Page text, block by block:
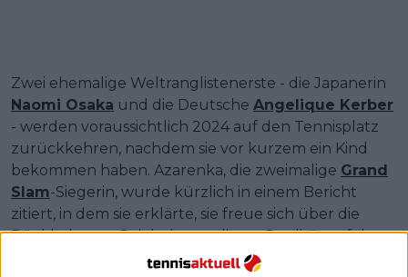
Zwei ehemalige Weltranglistenerste - die Japanerin
Naomi Osaka und die Deutsche Angelique Kerber
- werden voraussichtlich 2024 auf den Tennisplatz
zurückkehren, nachdem sie vor kurzem ein Kind
bekommen haben. Azarenka, die zweimalige Grand
Slam-Siegerin, wurde kürzlich in einem Bericht
zitiert, in dem sie erklärte, sie freue sich über die
Rückkehr von Spielerinnen dieser Qualität auf den
Platz, forderte aber auch die Behörden auf, einen